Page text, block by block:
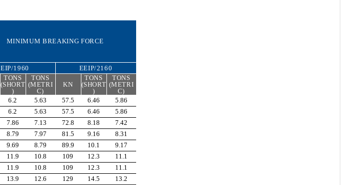
MINIMUM BREAKING FORCE
EIP/1960 EEIP/2160
TONS
(SHORT
)
TONS
(METRI
C)
KN
TONS
(SHORT
)
TONS
(METRI
C)
6.2 5.63 57.5 6.46
5.86
6.2 5.63 57.5 6.46
5.86
7.86 7.13 72.8 8.18
7.42
8.79 7.97 81.5 9.16
8.31
9.69 8.79 89.9 10.1
9.17
11.9 10.8 109 12.3
11.1
11.9 10.8 109 12.3
11.1
13.9 12.6 129 14.5
13.2